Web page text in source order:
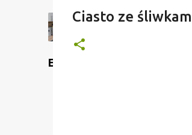
Etykiety
Ciasto ze